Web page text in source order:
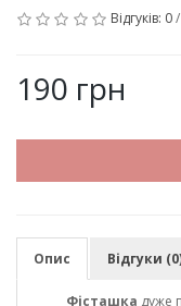
Відгуків: 0/
190 грн
Опис Відгуки
Фісташка дуже